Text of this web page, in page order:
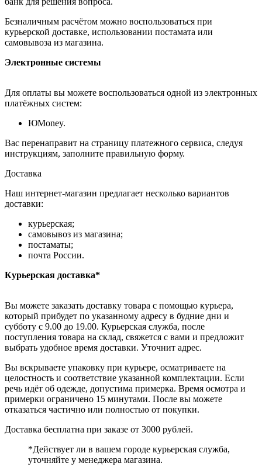
Безналичным расчётом можно воспользоваться при
курьерской доставке, использовании постамата или
самовывоза из магазина.
Электронные системы
Для оплаты вы можете воспользоваться одной из электронных
платёжных систем:
ЮMoney.
Вас перенаправит на страницу платежного сервиса, следуя
инструкциям, заполните правильную форму.
Доставка
Наш интернет-магазин предлагает несколько вариантов
доставки:
курьерская;
самовывоз из магазина;
постаматы;
почта России.
Курьерская доставка*
Вы можете заказать доставку товара с помощью курьера,
который прибудет по указанному адресу в будние дни и
субботу с 9.00 до 19.00. Курьерская служба, после
поступления товара на склад, свяжется с вами и предложит
выбрать удобное время доставки. Уточнит адрес.
Вы вскрываете упаковку при курьере, осматриваете на
целостность и соответствие указанной комплектации. Если
речь идёт об одежде, допустима примерка. Время осмотра и
примерки ограничено 15 минутами. После вы можете
отказаться частично или полностью от покупки.
Доставка бесплатна при заказе от 3000 рублей.
*Действует ли в вашем городе курьерская служба,
уточняйте у менеджера магазина.